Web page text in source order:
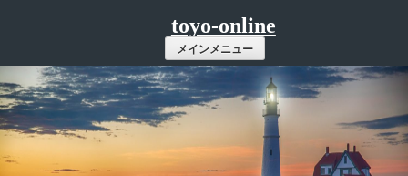
ツ
へ
ス
キ
toyo-online
メインメニュー